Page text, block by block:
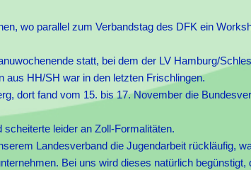
wo parallel zum Verbandstag des DFK ein
statt, bei dem der LV Hamburg/
aus HH/SH war in den letzten Frischlingen.
dort fand vom 15. bis 17. November die
scheiterte leider an Zoll-Formalitäten.
Landesverband die Jugendarbeit rückläufig,
Bei uns wird dieses natürlich begünstigt,